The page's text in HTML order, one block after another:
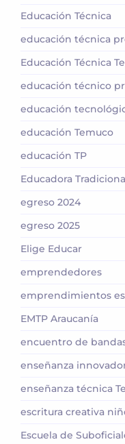
Educación Técnica
educación técnica
Educación Técnica
educación técnico
educación
educación Temuco
educación TP
Educadora
egreso 2024
egreso 2025
Elige Educar
emprendedores
emprendimientos
EMTP Araucanía
encuentro de
enseñanza
enseñanza técnica
escritura creativa
Escuela de